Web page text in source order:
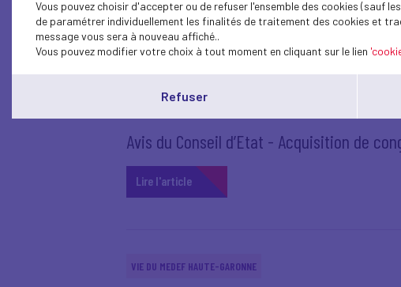
Lire l'article
ACTUALITÉ
Avis du Conseil d’Etat - Acquisition de
Lire l'article
VIE DU MEDEF HAUTE-GARONNE
Vous pouvez choisir d'accepter ou de refuser l'ensemble des cookies (sauf
de paramétrer individuellement les finalités de traitement des cookies et
message vous sera à nouveau affiché..
Vous pouvez modifier votre choix à tout moment en cliquant sur le lien
Refuser